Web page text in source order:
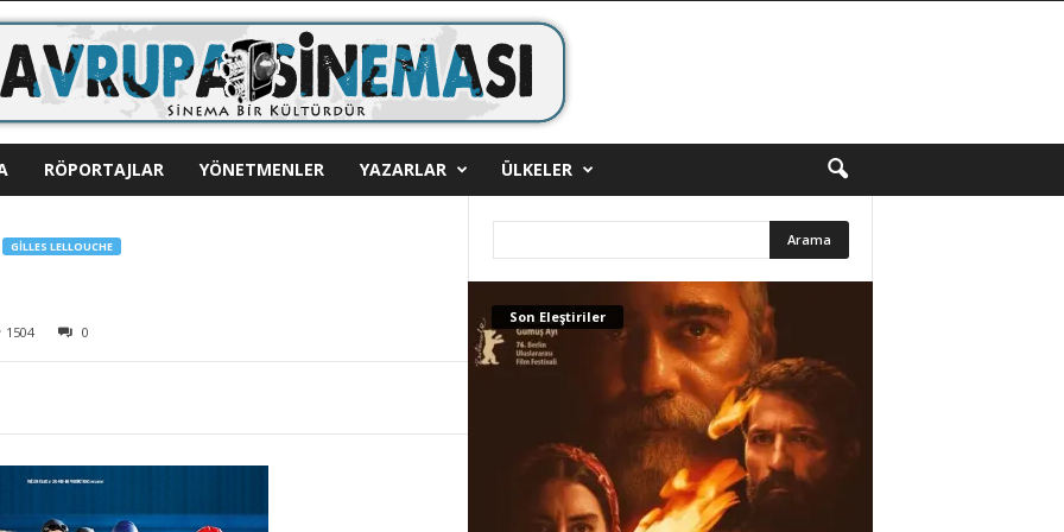
RÖPORTAJLAR YÖNETMENLER YAZARLAR ÜLKELER
GILLES LELLOUCHE
1504 0
Son Eleştiriler